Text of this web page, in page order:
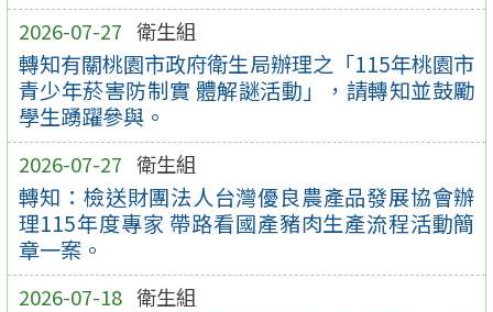
2026-07-27 衛生組
轉知有關桃園市政府衛生局辦理之「115年桃園市
青少年菸害防制實 體解謎活動」，請轉知並鼓勵
學生踴躍參與。
2026-07-27 衛生組
轉知：檢送財團法人台灣優良農產品發展協會辦
理115年度專家 帶路看國產豬肉生產流程活動簡
章一案。
2026-07-18 衛生組